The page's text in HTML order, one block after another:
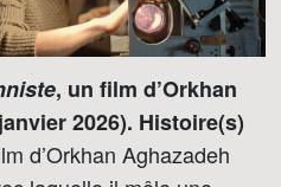
, un film d’Orkhan
2026). Histoire(s)
d’Orkhan Aghazadeh